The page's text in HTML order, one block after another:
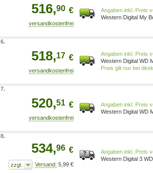
516,90 €
Preis
Western Digital My
6.
518,17 €
Preis
Western Digital WD
Festplatte -
Preis gilt nur bei
7.
520,51 €
Preis
Western Digital WD
8.
534,96 €
5,99 €
Preis
Western Digital 3